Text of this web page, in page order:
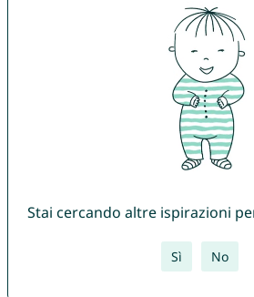
Stai cercando altre ispirazioni
Sì No